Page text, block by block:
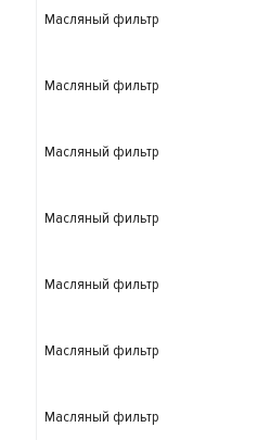
Масляный фильтр
Масляный фильтр
Масляный фильтр
Масляный фильтр
Масляный фильтр
Масляный фильтр
Масляный фильтр